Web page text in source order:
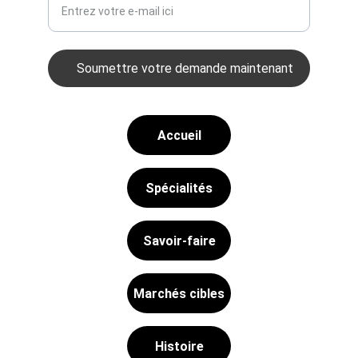
Soumettre votre demande maintenant
Accueil
Spécialités
Savoir-faire
Marchés cibles
Histoire